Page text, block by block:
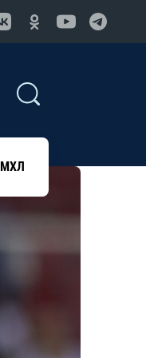
МХЛ